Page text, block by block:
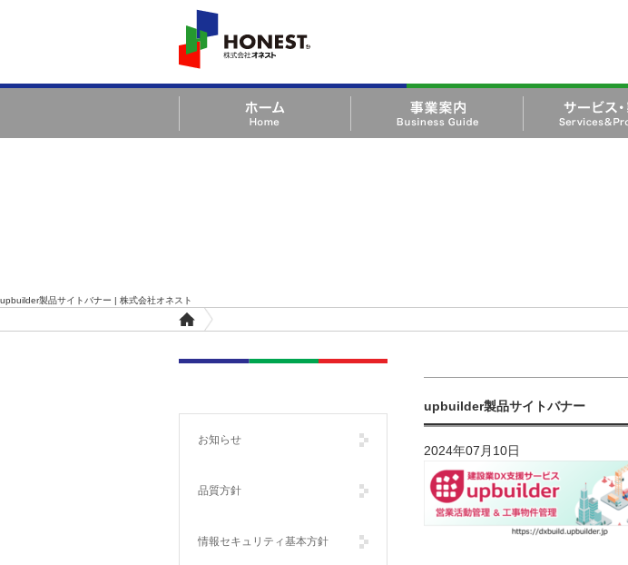
ネスト
upbuilder製品サイトバナー | 株式会社オネスト
upbuilder製品サイトバナー | 株式会社オネスト
ホ
upbuilder製品サイトバナー
2024年07月10日
ホーム
お知らせ
品質方針
情報セキュリティ基本方針